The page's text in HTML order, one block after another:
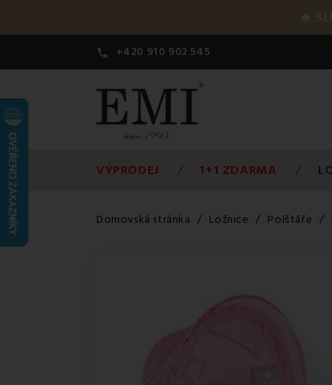
🔥
 +420 910 902 545
VÝPRODEJ 1+1 ZDARMA
Domovská stránka Ložnice Polštáře